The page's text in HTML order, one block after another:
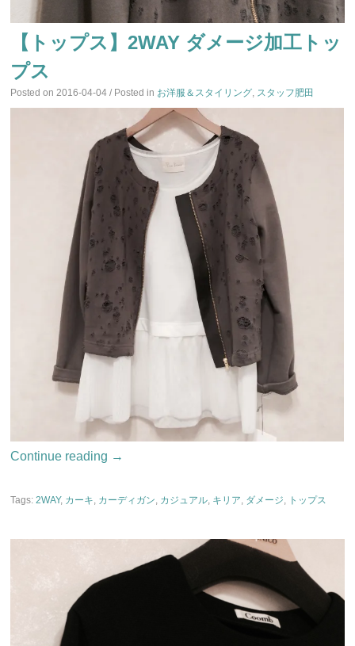
【トップス】2WAY ダメージ加工トッ
プス
Posted on2016-04-04 / Posted in お洋服＆スタイリング, スタッフ肥田
Continue reading →
Tags:2WAY, カーキ, カーディガン, カジュアル, キリア, ダメージ, トップス